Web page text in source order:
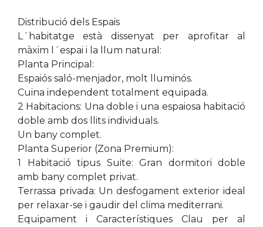
Distribució dels Espais
L´habitatge està dissenyat per aprofitar al
màxim l´espai i la llum natural:
Planta Principal:
Espaiós saló-menjador, molt lluminós.
Cuina independent totalment equipada.
2 Habitacions: Una doble i una espaiosa habitació
doble amb dos llits individuals.
Un bany complet.
Planta Superior (Zona Premium):
1 Habitació tipus Suite: Gran dormitori doble
amb bany complet privat.
Terrassa privada: Un desfogament exterior ideal
per relaxar-se i gaudir del clima mediterrani.
Equipament i Característiques Clau per al